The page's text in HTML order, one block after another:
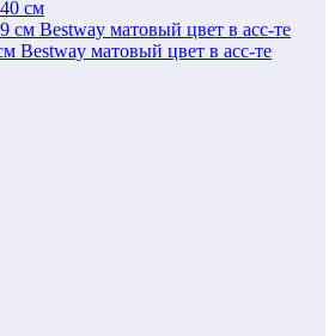
см
Bestway матовый цвет в асс-те